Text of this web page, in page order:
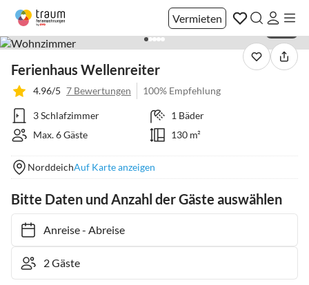
Vermieten
Ferienhaus Wellenreiter
4.96/5 7 Bewertungen 100% Empfehlung
3 Schlafzimmer
1 Bäder
Max. 6 Gäste
130 m²
NorddeichAuf Karte anzeigen
Bitte Daten und Anzahl der Gäste auswählen
Anreise- Abreise